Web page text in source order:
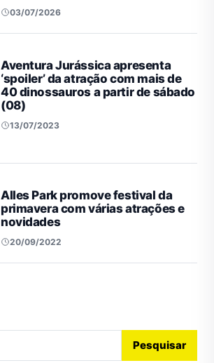
03/07/2026
Aventura Jurássica apresenta
‘spoiler’ da atração com mais de
40 dinossauros a partir de sábado
(08)
13/07/2023
Alles Park promove festival da
primavera com várias atrações e
novidades
20/09/2022